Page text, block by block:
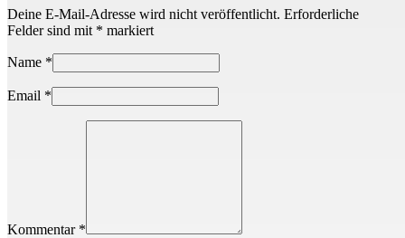
Deine E-Mail-Adresse wird nicht veröffentlicht. Erforderliche
Felder sind mit * markiert
Name *
Email *
Kommentar *